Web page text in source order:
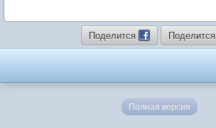
Поделится Поделится
Полная версия